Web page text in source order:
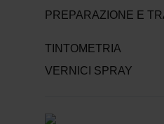
PREPARAZIONE E
TINTOMETRIA
VERNICI SPRAY